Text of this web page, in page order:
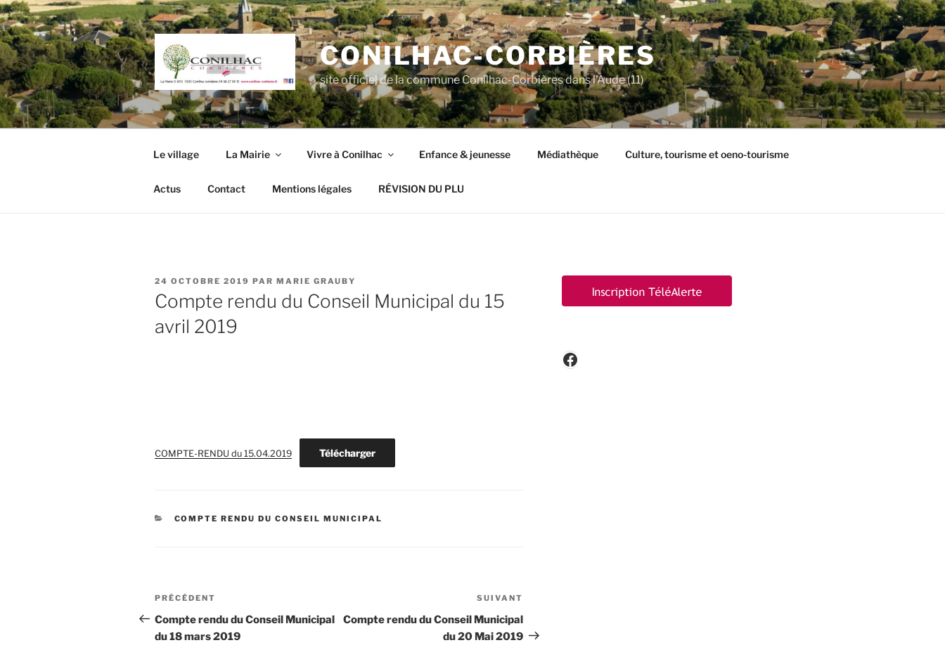
Aller
au
contenu
principal
CONILHAC-CORBIÈRES
site officiel de la commune Conilhac-Corbières dans l'Aude (11)
Le village La Mairie Vivre à Conilhac Enfance & jeunesse Médiathèque Culture, tourisme et oeno-tourisme
Actus Contact Mentions légales RÉVISION DU PLU
PUBLIÉ
LE
24 OCTOBRE 2019 PAR MARIE GRAUBY
Compte rendu du Conseil Municipal du 15
avril 2019
COMPTE-RENDU du 15.04.2019 Télécharger
CATÉGORIES
COMPTE RENDU DU CONSEIL MUNICIPAL
Navigation
de
l’article
Article
précédent
PRÉCÉDENT
Compte rendu du Conseil Municipal
du 18 mars 2019
suivant
SUIVANT
Compte rendu du Conseil Municipal
du 20 Mai 2019
Facebook